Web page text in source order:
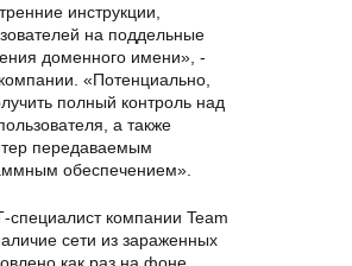
инструкции,
на поддельные
доменного имени», -
«Потенциально,
полный контроль над
а также
передаваемым
обеспечением».
компании Team
сети из зараженных